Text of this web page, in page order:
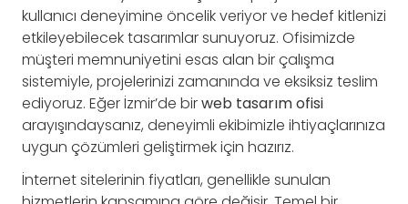
kullanıcı deneyimine öncelik veriyor ve hedef kitlenizi
etkileyebilecek tasarımlar sunuyoruz. Ofisimizde
müşteri memnuniyetini esas alan bir çalışma
sistemiyle, projelerinizi zamanında ve eksiksiz teslim
ediyoruz. Eğer İzmir’de birweb tasarım ofisi
arayışındaysanız, deneyimli ekibimizle ihtiyaçlarınıza
uygun çözümleri geliştirmek için hazırız.
İnternet sitelerinin fiyatları, genellikle sunulan